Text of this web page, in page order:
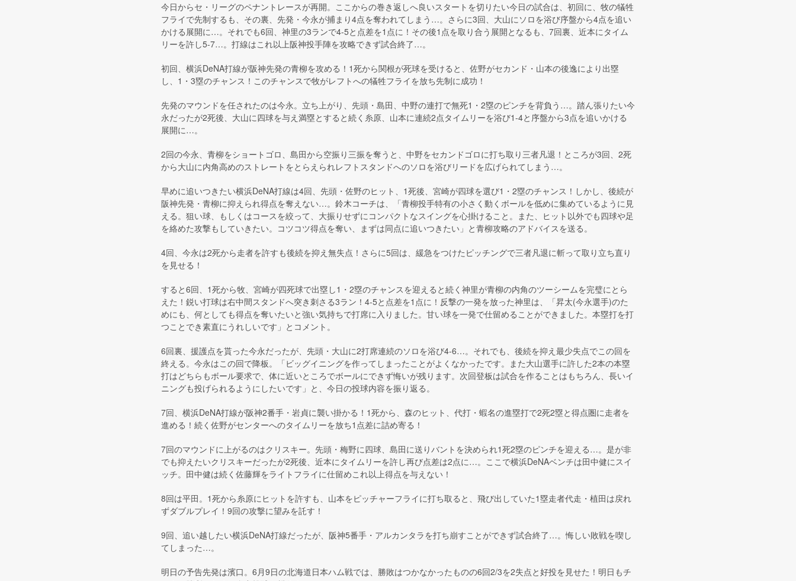
今日からセ・リーグのペナントレースが再開。ここからの巻き返しへ良いスタートを切りたい今日の試合は、初回に、牧の犠牲
フライで先制するも、その裏、先発・今永が捕まり4点を奪われてしまう…。さらに3回、大山にソロを浴び序盤から4点を追い
かける展開に…。それでも6回、神里の3ランで4-5と点差を1点に！その後1点を取り合う展開となるも、7回裏、近本にタイム
リーを許し5-7…。打線はこれ以上阪神投手陣を攻略できず試合終了…。
初回、横浜DeNA打線が阪神先発の青柳を攻める！1死から関根が死球を受けると、佐野がセカンド・山本の後逸により出塁
し、1・3塁のチャンス！このチャンスで牧がレフトへの犠牲フライを放ち先制に成功！
先発のマウンドを任されたのは今永。立ち上がり、先頭・島田、中野の連打で無死1・2塁のピンチを背負う…。踏ん張りたい今
永だったが2死後、大山に四球を与え満塁とすると続く糸原、山本に連続2点タイムリーを浴び1-4と序盤から3点を追いかける
展開に…。
2回の今永、青柳をショートゴロ、島田から空振り三振を奪うと、中野をセカンドゴロに打ち取り三者凡退！ところが3回、2死
から大山に内角高めのストレートをとらえられレフトスタンドへのソロを浴びリードを広げられてしまう…。
早めに追いつきたい横浜DeNA打線は4回、先頭・佐野のヒット、1死後、宮崎が四球を選び1・2塁のチャンス！しかし、後続が
阪神先発・青柳に抑えられ得点を奪えない…。鈴木コーチは、「青柳投手特有の小さく動くボールを低めに集めているように見
える。狙い球、もしくはコースを絞って、大振りせずにコンパクトなスイングを心掛けること。また、ヒット以外でも四球や足
を絡めた攻撃もしていきたい。コツコツ得点を奪い、まずは同点に追いつきたい」と青柳攻略のアドバイスを送る。
4回、今永は2死から走者を許すも後続を抑え無失点！さらに5回は、緩急をつけたピッチングで三者凡退に斬って取り立ち直り
を見せる！
すると6回、1死から牧、宮崎が四死球で出塁し1・2塁のチャンスを迎えると続く神里が青柳の内角のツーシームを完璧にとら
えた！鋭い打球は右中間スタンドへ突き刺さる3ラン！4-5と点差を1点に！反撃の一発を放った神里は、「昇太(今永選手)のた
めにも、何としても得点を奪いたいと強い気持ちで打席に入りました。甘い球を一発で仕留めることができました。本塁打を打
つことでき素直にうれしいです」とコメント。
6回裏、援護点を貰った今永だったが、先頭・大山に2打席連続のソロを浴び4-6…。それでも、後続を抑え最少失点でこの回を
終える。今永はこの回で降板。「ビッグイニングを作ってしまったことがよくなかったです。また大山選手に許した2本の本塁
打はどちらもボール要求で、体に近いところでボールにできず悔いが残ります。次回登板は試合を作ることはもちろん、長いイ
ニングも投げられるようにしたいです」と、今日の投球内容を振り返る。
7回、横浜DeNA打線が阪神2番手・岩貞に襲い掛かる！1死から、森のヒット、代打・蝦名の進塁打で2死2塁と得点圏に走者を
進める！続く佐野がセンターへのタイムリーを放ち1点差に詰め寄る！
7回のマウンドに上がるのはクリスキー。先頭・梅野に四球、島田に送りバントを決められ1死2塁のピンチを迎える…。是が非
でも抑えたいクリスキーだったが2死後、近本にタイムリーを許し再び点差は2点に…。ここで横浜DeNAベンチは田中健にスイ
ッチ。田中健は続く佐藤輝をライトフライに仕留めこれ以上得点を与えない！
8回は平田。1死から糸原にヒットを許すも、山本をピッチャーフライに打ち取ると、飛び出していた1塁走者代走・植田は戻れ
ずダブルプレイ！9回の攻撃に望みを託す！
9回、追い越したい横浜DeNA打線だったが、阪神5番手・アルカンタラを打ち崩すことができず試合終了…。悔しい敗戦を喫し
てしまった…。
明日の予告先発は濱口。6月9日の北海道日本ハム戦では、勝敗はつかなかったものの6回2/3を2失点と好投を見せた！明日もチ